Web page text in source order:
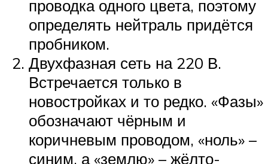
проводка одного цвета, поэтому
определять нейтраль придётся
пробником.
Двухфазная сеть на 220 В.
Встречается только в
новостройках и то редко. «Фазы»
обозначают чёрным и
коричневым проводом, «ноль» –
синим, а «землю» – жёлто-